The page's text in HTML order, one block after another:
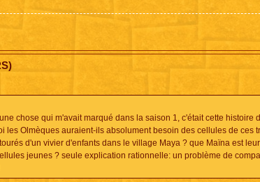
chose qui m'avait marqué dans la saison 1, c'était cette histoire
les Olmèques auraient-ils absolument besoin des cellules de ces
d'un vivier d'enfants dans le village Maya ? que Maïna est
jeunes ? seule explication rationnelle: un problème de